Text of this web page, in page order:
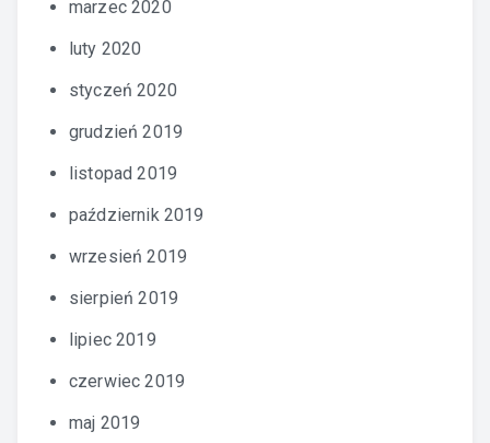
marzec 2020
luty 2020
styczeń 2020
grudzień 2019
listopad 2019
październik 2019
wrzesień 2019
sierpień 2019
lipiec 2019
czerwiec 2019
maj 2019